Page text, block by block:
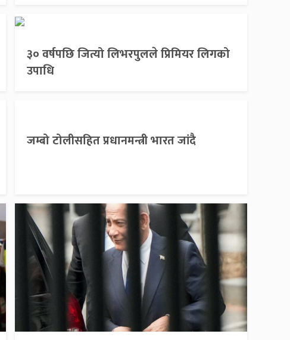
३० वर्षपछि जित्यो लिभरपुलले प्रिमियर लिगको
उपाधि
जम्बो टोलीसहित प्रधानमन्त्री भारत जांदै